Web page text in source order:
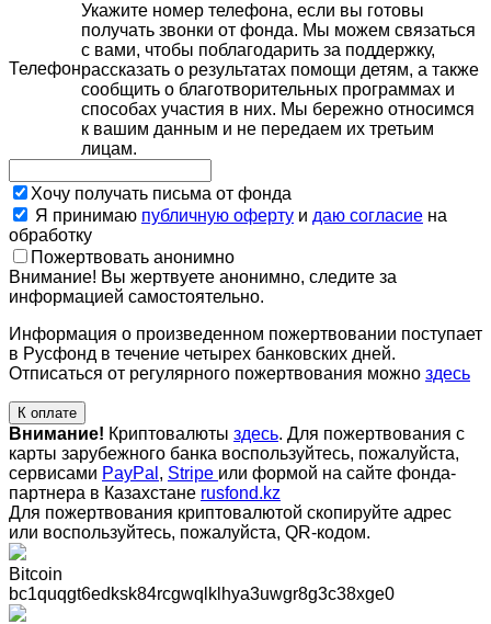
Телефон
Укажите номер телефона, если вы готовы
получать звонки от фонда. Мы можем связаться
с вами, чтобы поблагодарить за поддержку,
рассказать о результатах помощи детям, а также
сообщить о благотворительных программах и
способах участия в них. Мы бережно относимся
к вашим данным и не передаем их третьим
лицам.
Хочу получать письма от фонда
Я принимаю публичную оферту и даю согласие на
обработку
Пожертвовать анонимно
Внимание! Вы жертвуете анонимно, следите за
информацией самостоятельно.
Информация о произведенном пожертвовании поступает
в Русфонд в течение четырех банковских дней.
Отписаться от регулярного пожертвования можно здесь
К оплате
Внимание! Криптовалюты здесь. Для пожертвования с
карты зарубежного банка воспользуйтесь, пожалуйста,
сервисами PayPal , Stripe или формой на сайте фонда-
партнера в Казахстане rusfond.kz
Для пожертвования криптовалютой скопируйте адрес
или воспользуйтесь, пожалуйста, QR-кодом.
Bitcoin
bc1quqgt6edksk84rcgwqlklhya3uwgr8g3c38xge0